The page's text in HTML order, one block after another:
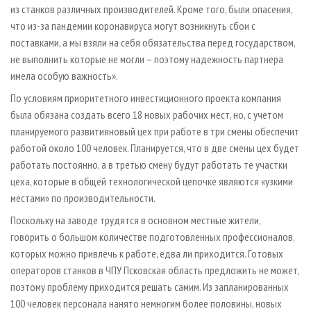
из станков различных производителей. Кроме того, были опасения,
что из-за пандемии коронавируса могут возникнуть сбои с
поставками, а мы взяли на себя обязательства перед государством,
не выполнить которые не могли – поэтому надежность партнера
имела особую важность».
По условиям приоритетного инвестиционного проекта компания
была обязана создать всего 18 новых рабочих мест, но, с учетом
планируемого развитияновый цех при работе в три смены обеспечит
работой около 100 человек. Планируется, что в две смены цех будет
работать постоянно, а в третью смену будут работать те участки
цеха, которые в общей технологической цепочке являются «узкими
местами» по производительности.
Поскольку на заводе трудятся в основном местные жители,
говорить о большом количестве подготовленных профессионалов,
которых можно привлечь к работе, едва ли приходится. Готовых
операторов станков в ЧПУ Псковская область предложить не может,
поэтому проблему приходится решать самим. Из запланированных
100 человек персонала нанято немногим более половины, новых